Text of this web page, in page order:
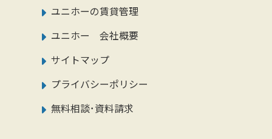
ユニホーの賃貸管理
ユニホー 会社概要
サイトマップ
プライバシーポリシー
無料相談･資料請求